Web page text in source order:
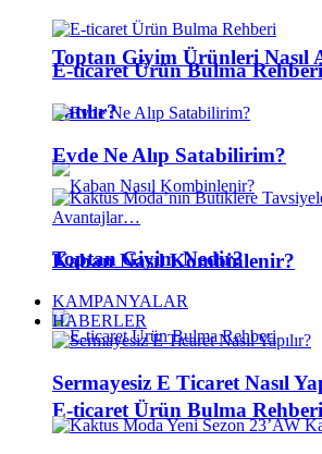
Toptan Giyim Ürünleri Nasıl
Satılır?
Kaban Nasıl Kombinlenir?
E-ticaret Ürün Bulma Rehberi
E-ticaret Ürün Bulma Rehberi
Evde Ne Alıp Satabilirim?
Toptan Giyim Nedir?
KAMPANYALAR
HABERLER
Sermayesiz E Ticaret Nasıl